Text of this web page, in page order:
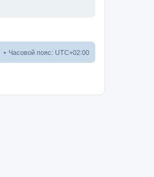
Часовой пояс: UTC+02:00